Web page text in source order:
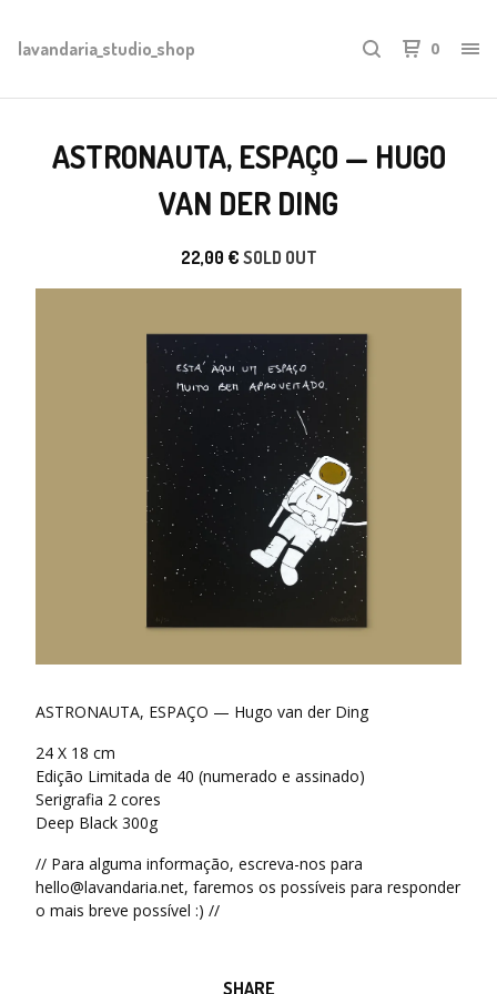
lavandaria_studio_shop 0
ASTRONAUTA, ESPAÇO — HUGO
VAN DER DING
22,00 € SOLD OUT
ASTRONAUTA, ESPAÇO — Hugo van der Ding
24 X 18 cm
Edição Limitada de 40 (numerado e assinado)
Serigrafia 2 cores
Deep Black 300g
// Para alguma informação, escreva-nos para
hello@lavandaria.net, faremos os possíveis para responder
o mais breve possível :) //
SHARE